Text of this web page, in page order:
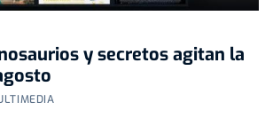
y secretos agitan la